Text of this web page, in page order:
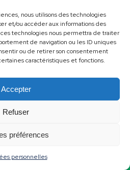
nous utilisons des technologies
et/ou accéder aux informations des
technologies nous permettra de traiter
de navigation ou les ID uniques
ou de retirer son consentement
caractéristiques et fonctions.
Accepter
Refuser
préférences
personnelles
légales
personnelles
Contact